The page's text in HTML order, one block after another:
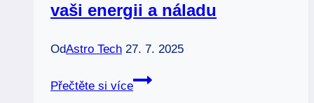
vaši energii a náladu
OdAstro Tech 27. 7. 2025
Přečtěte si více
Barvy